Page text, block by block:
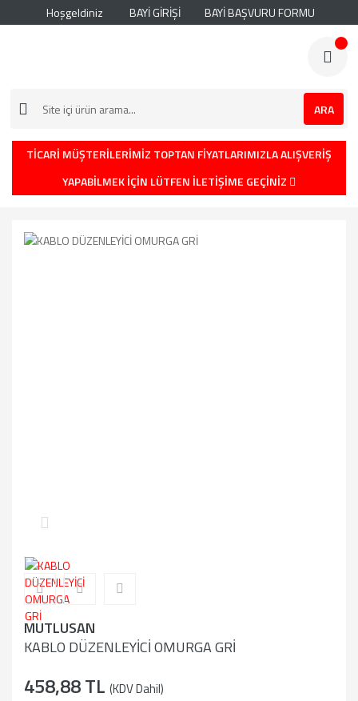
Hoşgeldiniz BAYİ GİRİŞİ BAYİ BAŞVURU FORMU
ARA
TİCARİ MÜŞTERİLERİMİZ TOPTAN FİYATLARIMIZLA ALIŞVERİŞ
YAPABİLMEK İÇİN LÜTFEN İLETİŞİME GEÇİNİZ
MUTLUSAN
KABLO DÜZENLEYİCİ OMURGA GRİ
458,88 TL (KDV Dahil)